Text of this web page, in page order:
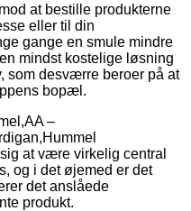
at bestille produkterne
eller til din
gange en smule mindre
mindst kostelige løsning
som desværre beroer på at
bopæl.
–
at være virkelig central
og i det øjemed er det
det anslåede
produkt.